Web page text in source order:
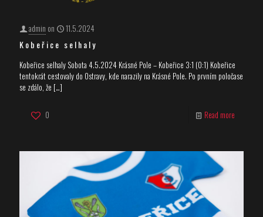
admin on 11.5.2024
Kobeřice selhaly
Kobeřice selhaly Sobota 4.5.2024 Krásné Pole – Kobeřice 3:1 (0:1) Kobeřice
tentokrát cestovaly do Ostravy, kde narazily na Krásné Pole. Po prvním poločase
se zdálo, že […]
0 Read more